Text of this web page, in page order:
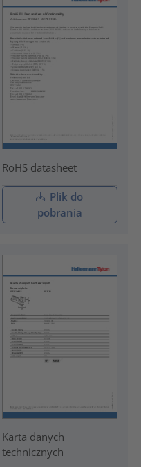
RoHS datasheet
Plik do
pobrania
Karta danych
technicznych